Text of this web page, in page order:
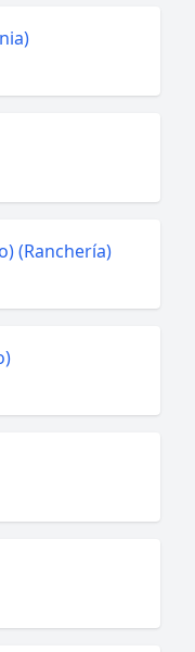
(Ranchería)